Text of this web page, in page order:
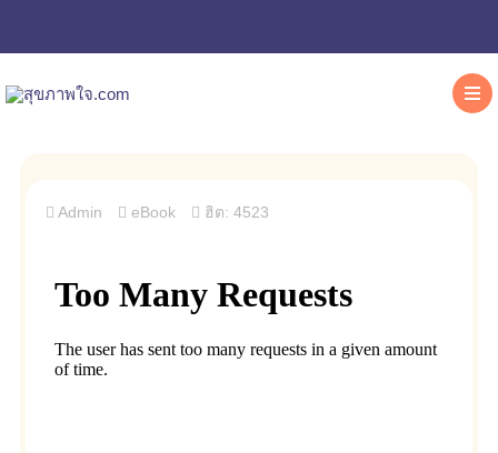
Admin eBook ฮิต: 4523